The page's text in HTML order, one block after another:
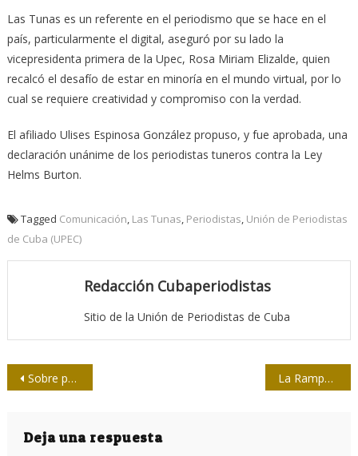
Las Tunas es un referente en el periodismo que se hace en el
país, particularmente el digital, aseguró por su lado la
vicepresidenta primera de la Upec, Rosa Miriam Elizalde, quien
recalcó el desafío de estar en minoría en el mundo virtual, por lo
cual se requiere creatividad y compromiso con la verdad.
El afiliado Ulises Espinosa González propuso, y fue aprobada, una
declaración unánime de los periodistas tuneros contra la Ley
Helms Burton.
Tagged Comunicación, Las Tunas, Periodistas, Unión de Periodistas
de Cuba (UPEC)
Redacción Cubaperiodistas
Sitio de la Unión de Periodistas de Cuba
Navegación
entradas
Sobre precipitación en la crítica La Rampa: instantáneas en el tiempo
Deja una respuesta